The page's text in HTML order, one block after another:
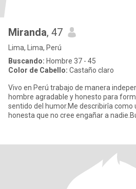
Miranda, 47
Lima, Lima, Perú
Buscando: Hombre 37 - 45
Color de Cabello: Castaño claro
Vivo en Perú trabajo de manera independiente Estoy buscando un
hombre agradable y honesto para
sentido del humor.Me describirîa como
honesta que no cree engañar a